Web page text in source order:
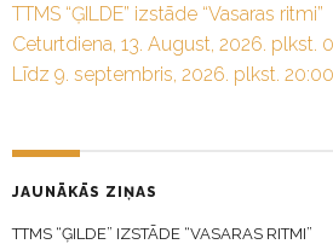
TTMS “ĢILDE” izstāde “Vasaras ritmi”
Ceturtdiena, 13. August, 2026. plkst.
Līdz 9. septembris, 2026. plkst. 20:00
JAUNĀKĀS ZIŅAS
TTMS “ĢILDE” IZSTĀDE “VASARAS RITMI”